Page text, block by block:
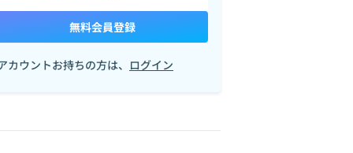
無料会員登録
カウントお持ちの方は、 ログイン